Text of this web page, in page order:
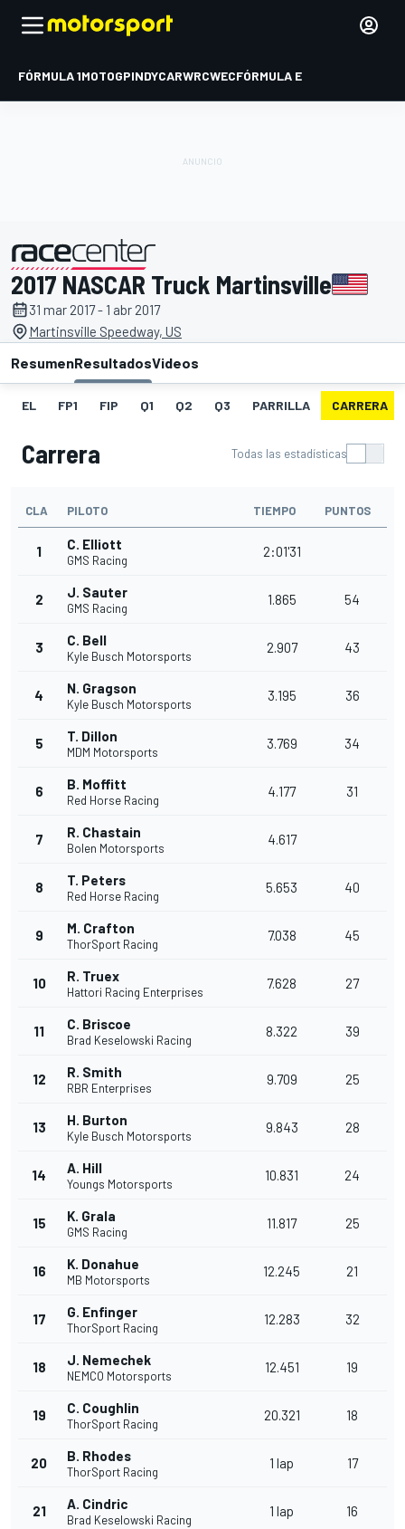
FÓRMULA 1MOTOGPINDYCARWRCWECFÓRMULA E
presentado por
2017 NASCAR Truck Martinsville
31 mar 2017 - 1 abr 2017
Martinsville Speedway, US
ResumenResultadosVideos
EL FP1 FIP Q1 Q2 Q3 PARRILLA CARRERA
Carrera Todas las estadísticas
CLA PILOTO TIEMPO PUNTOS
1 C. Elliott
GMS Racing
2:01'31
2 J. Sauter
GMS Racing
1.865 54
3 C. Bell
Kyle Busch Motorsports
2.907 43
4 N. Gragson
Kyle Busch Motorsports
3.195 36
5 T. Dillon
MDM Motorsports
3.769 34
6 B. Moffitt
Red Horse Racing
4.177 31
7 R. Chastain
Bolen Motorsports
4.617
8 T. Peters
Red Horse Racing
5.653 40
9 M. Crafton
ThorSport Racing
7.038 45
10 R. Truex
Hattori Racing Enterprises
7.628 27
11 C. Briscoe
Brad Keselowski Racing
8.322 39
12 R. Smith
RBR Enterprises
9.709 25
13 H. Burton
Kyle Busch Motorsports
9.843 28
14 A. Hill
Youngs Motorsports
10.831 24
15 K. Grala
GMS Racing
11.817 25
16 K. Donahue
MB Motorsports
12.245 21
17 G. Enfinger
ThorSport Racing
12.283 32
18 J. Nemechek
NEMCO Motorsports
12.451 19
19 C. Coughlin
ThorSport Racing
20.321 18
20 B. Rhodes
ThorSport Racing
1 lap 17
21 A. Cindric
Brad Keselowski Racing
1 lap 16